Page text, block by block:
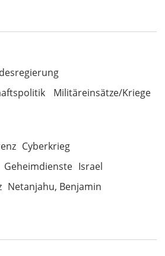
Militäreinsätze/Kriege
Cyberkrieg
Geheimdienste Israel
Netanjahu, Benjamin